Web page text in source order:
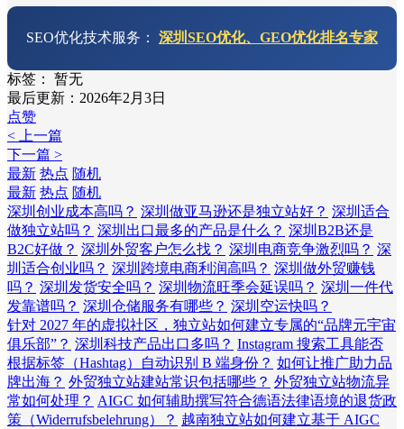
SEO优化技术服务： 深圳SEO优化、GEO优化排名专家
标签：
暂无
最后更新：2026年2月3日
点赞
< 上一篇
下一篇 >
最新 热点 随机
最新 热点 随机
深圳创业成本高吗？ 深圳做亚马逊还是独立站好？ 深圳适合
做独立站吗？ 深圳出口最多的产品是什么？ 深圳B2B还是
B2C好做？ 深圳外贸客户怎么找？ 深圳电商竞争激烈吗？ 深
圳适合创业吗？ 深圳跨境电商利润高吗？ 深圳做外贸赚钱
吗？ 深圳发货安全吗？ 深圳物流旺季会延误吗？ 深圳一件代
发靠谱吗？ 深圳仓储服务有哪些？ 深圳空运快吗？
针对 2027 年的虚拟社区，独立站如何建立专属的“品牌元宇宙
俱乐部”？ 深圳科技产品出口多吗？ Instagram 搜索工具能否
根据标签（Hashtag）自动识别 B 端身份？ 如何让推广助力品
牌出海？ 外贸独立站建站常识包括哪些？ 外贸独立站物流异
常如何处理？ AIGC 如何辅助撰写符合德语法律语境的退货政
策（Widerrufsbelehrung）？ 越南独立站如何建立基于 AIGC